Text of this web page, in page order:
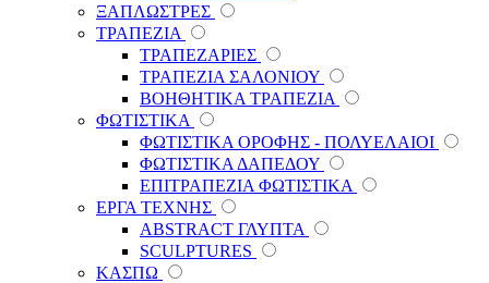
ΞΑΠΛΩΣΤΡΕΣ
ΤΡΑΠΕΖΙΑ
ΤΡΑΠΕΖΑΡΙΕΣ
ΤΡΑΠΕΖΙΑ ΣΑΛΟΝΙΟΥ
ΒΟΗΘΗΤΙΚΑ ΤΡΑΠΕΖΙΑ
ΦΩΤΙΣΤΙΚΑ
ΦΩΤΙΣΤΙΚΑ ΟΡΟΦΗΣ - ΠΟΛΥΕΛΑΙΟΙ
ΦΩΤΙΣΤΙΚΑ ΔΑΠΕΔΟΥ
ΕΠΙΤΡΑΠΕΖΙΑ ΦΩΤΙΣΤΙΚΑ
ΕΡΓΑ ΤΕΧΝΗΣ
ABSTRACT ΓΛΥΠΤΑ
SCULPTURES
ΚΑΣΠΩ